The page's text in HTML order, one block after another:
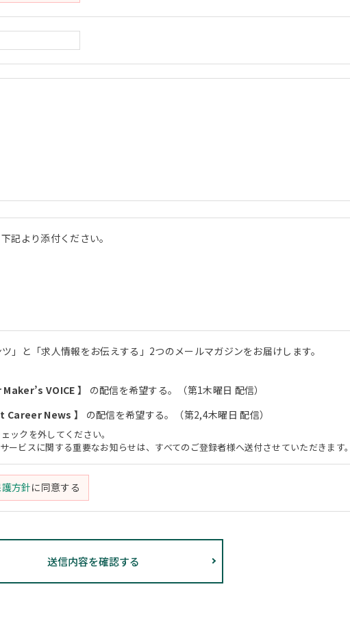
記より添付ください。
」と「求人情報をお伝えする」2つのメールマガジンをお届けします。
VOICE 】
の配信を希望する。（第1木曜日 配信）
Career News 】
の配信を希望する。（第2,4木曜日 配信）
ックを外してください。
ービスに関する重要なお知らせは、すべてのご登録者様へ送付させていただきます。
方針に同意する